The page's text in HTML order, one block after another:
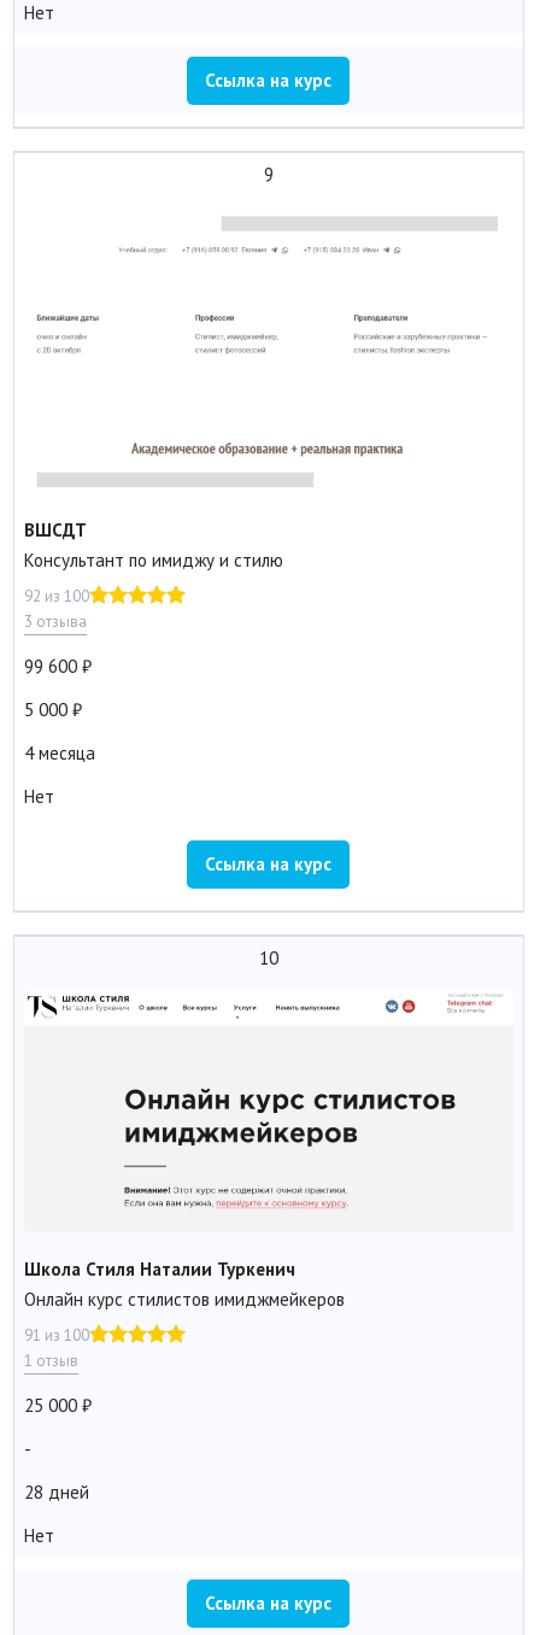
Нет
Ссылка на курс
9
ВШСДТ
Консультант по имиджу и стилю
92 из 100
3 отзыва
99 600
5 000
4 месяца
Нет
Ссылка на курс
10
Школа Стиля Наталии Туркенич
Онлайн курс стилистов имиджмейкеров
91 из 100
1 отзыв
25 000
-
28 дней
Нет
Ссылка на курс